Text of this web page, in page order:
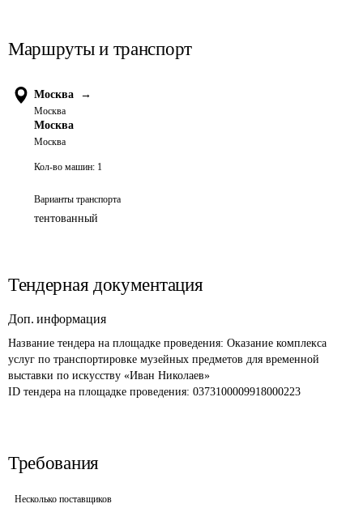
Маршруты и транспорт
Москва →
Москва
Москва
Москва
Кол-во машин: 1
Варианты транспорта
тентованный
Тендерная документация
Доп. информация
Название тендера на площадке проведения: Оказание комплекса
услуг по транспортировке музейных предметов для временной
выставки по искусству «Иван Николаев»
ID тендера на площадке проведения: 0373100009918000223
Требования
Несколько поставщиков